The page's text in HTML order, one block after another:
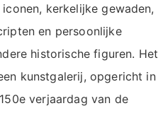
kerkelijke gewaden,
en persoonlijke
historische figuren. Het
kunstgalerij, opgericht in
verjaardag van de